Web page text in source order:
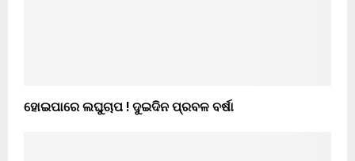
ହୋଇପାରେ ଲଘୁଚାପ ! ଦୁଇଦିନ ପ୍ରବଳ ବର୍ଷା